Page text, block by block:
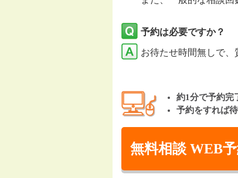
予約は必要ですか？
お待たせ時間無しで、
約1分で予約完
予約をすれば
無料相談 WEB